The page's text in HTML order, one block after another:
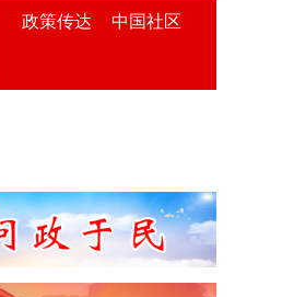
政策传达 中国社区